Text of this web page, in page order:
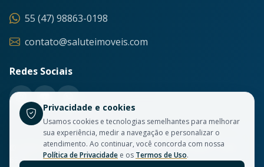
55 (47) 98863-0198
contato@saluteimoveis.com
Redes Sociais
© 2026 Salute Imóveis. Todos os direitos reservados. CRECI
6834
Privacidade e cookies
Usamos cookies e tecnologias semelhantes para melhorar
sua experiência, medir a navegação e personalizar o
atendimento. Ao continuar, você concorda com nossa
Política de Privacidade e os Termos de Uso.